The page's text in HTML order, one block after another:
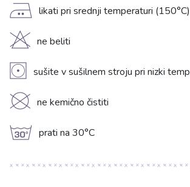
E likati pri srednji temperaturi (150°C)
H ne beliti
V sušite v sušilnem stroju pri nizki
K ne kemično čistiti
g prati na 30°C